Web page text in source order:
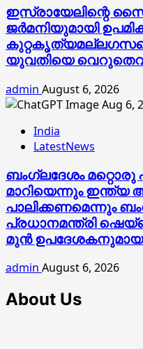
ഇസ്രായേലിന്റെ
ജര്‍മനിയുമായി
കുറ്റകൃത്യമല്ലഗസയെ
യുവതിയെ
admin August 6, 2026
India
LatestNews
ബംഗ്ലദേശം മറ്റൊരു
മാറിയെന്നും ഇന്ത്യ
പാലിക്കണമെന്നും
പ്രധാനമന്ത്രി
മുൻ
admin August 6, 2026
About Us